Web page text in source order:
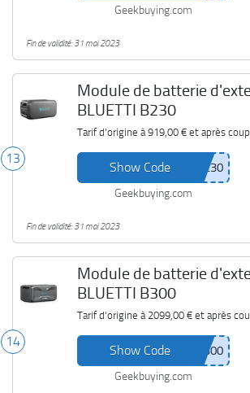
Geekbuying.com
Fin de validité: 31 mai 2023
13
Module de batterie
BLUETTI B230
Tarif d'origine à919,00 €et après
Show Code
Geekbuying.com
Fin de validité: 31 mai 2023
14
Module de batterie
BLUETTI B300
Tarif d'origine à 2099,00 €et après
Show Code
Geekbuying.com